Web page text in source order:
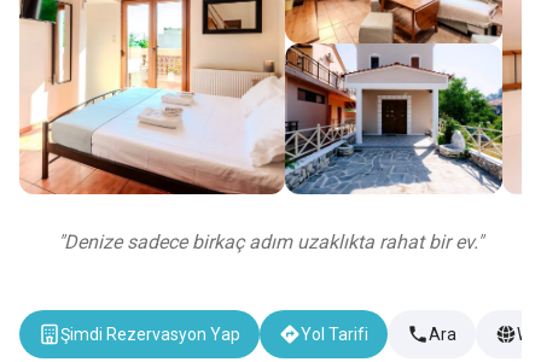
"Denize sadece birkaç adım uzaklıkta rahat bir ev."
Şimdi Rezervasyon Yap Yol Tarifi Ara